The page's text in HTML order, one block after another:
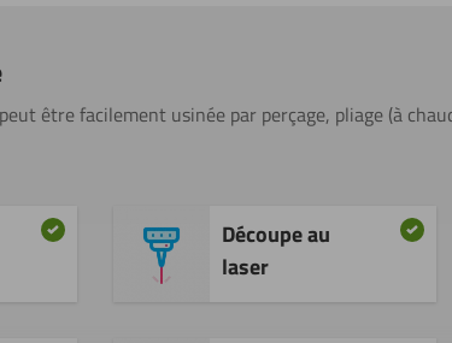
être facilement usinée par perçage, pliage (à
Découpe au
laser